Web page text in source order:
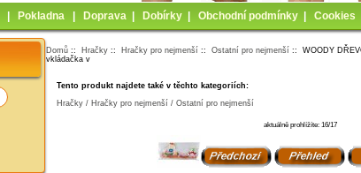
Pokladna Doprava Dobírky Obchodní podmínky Cookies
Domů :: Hračky :: Hračky pro nejmenší ::Ostatní pro nejmenší :: WOODY
vkládačka v
Tento produkt najdete také v těchto kategoriích:
Hračky / Hračky pro nejmenší / Ostatní pro nejmenší
aktuálně prohlížíte: 16/17